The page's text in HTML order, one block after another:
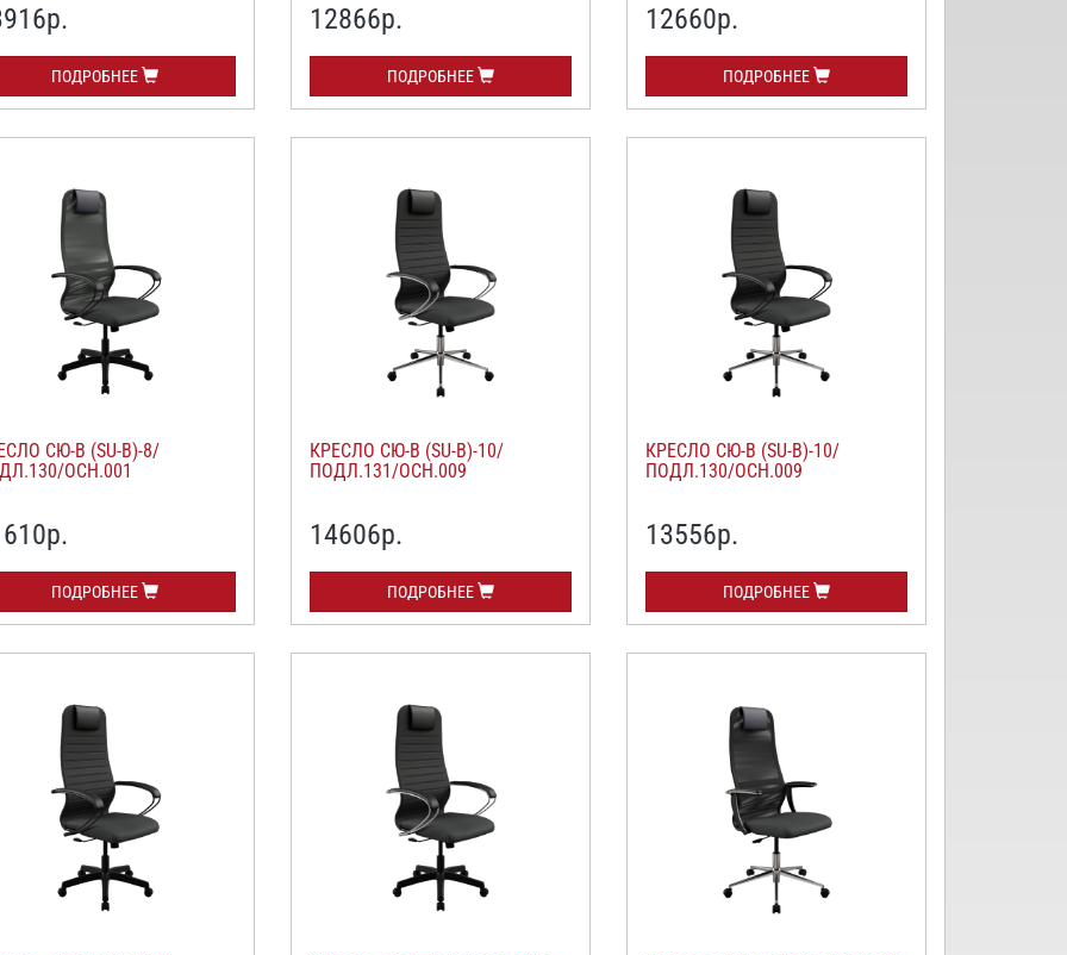
р.
ПОДРОБНЕЕ
12866р.
ПОДРОБНЕЕ
12660р.
ПОДРОБНЕЕ
СЮ-В (SU-B)-8/
ОСН.001
р.
ПОДРОБНЕЕ
КРЕСЛО СЮ-В (SU-B)-10/
ПОДЛ.131/ОСН.009
14606р.
ПОДРОБНЕЕ
КРЕСЛО СЮ-В (SU-B)-10/
ПОДЛ.130/ОСН.009
13556р.
ПОДРОБНЕЕ